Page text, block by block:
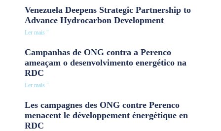
Venezuela Deepens Strategic Partnership to
Advance Hydrocarbon Development
Ler mais "
Campanhas de ONG contra a Perenco
ameaçam o desenvolvimento energético na
RDC
Ler mais "
Les campagnes des ONG contre Perenco
menacent le développement énergétique en
RDC